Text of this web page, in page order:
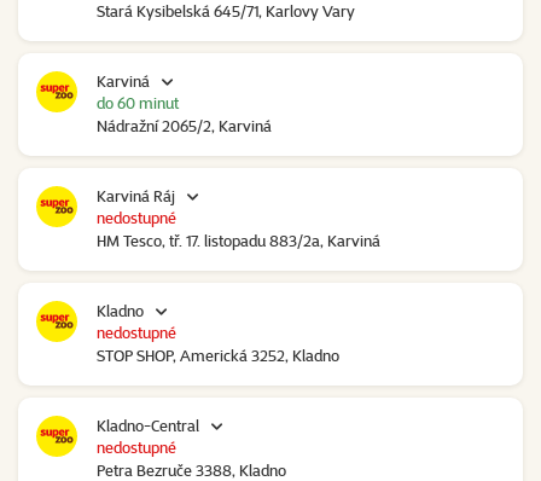
Stará Kysibelská 645/71, Karlovy Vary
Karviná
Nádražní 2065/2, Karviná
do 60 minut
Karviná Ráj
HM Tesco, tř. 17. listopadu 883/2a, Karviná
nedostupné
Kladno
STOP SHOP, Americká 3252, Kladno
nedostupné
Kladno-Central
Petra Bezruče 3388, Kladno
nedostupné